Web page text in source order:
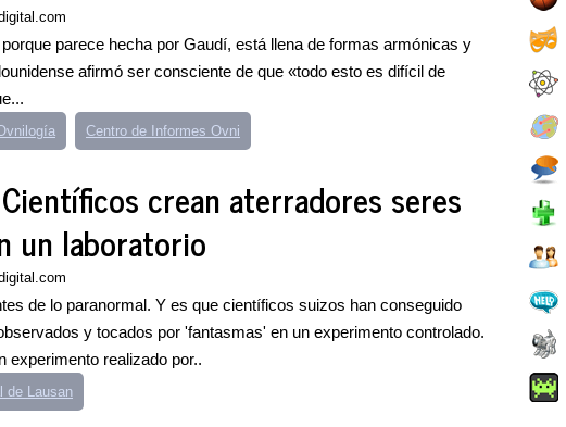
parece hecha por Gaudí, está llena de formas armónicas y
afirmó ser consciente de que «todo esto es difícil de
Centro de Informes Ovni
crean aterradores seres
un laboratorio
de lo paranormal. Y es que científicos suizos han conseguido
y tocados por 'fantasmas' en un experimento controlado.
experimento realizado por..
de Lausan